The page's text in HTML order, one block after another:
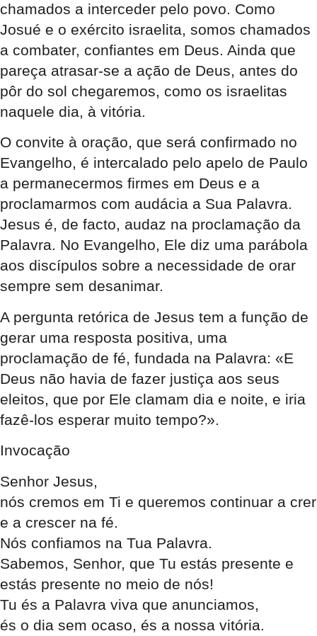
chamados a interceder pelo povo. Como
Josué e o exército israelita, somos chamados
a combater, confiantes em Deus. Ainda que
pareça atrasar-se a ação de Deus, antes do
pôr do sol chegaremos, como os israelitas
naquele dia, à vitória.
O convite à oração, que será confirmado no
Evangelho, é intercalado pelo apelo de Paulo
a permanecermos firmes em Deus e a
proclamarmos com audácia a Sua Palavra.
Jesus é, de facto, audaz na proclamação da
Palavra. No Evangelho, Ele diz uma parábola
aos discípulos sobre a necessidade de orar
sempre sem desanimar.
A pergunta retórica de Jesus tem a função de
gerar uma resposta positiva, uma
proclamação de fé, fundada na Palavra: «E
Deus não havia de fazer justiça aos seus
eleitos, que por Ele clamam dia e noite, e iria
fazê-los esperar muito tempo?».
Invocação
Senhor Jesus,
nós cremos em Ti e queremos continuar a crer
e a crescer na fé.
Nós confiamos na Tua Palavra.
Sabemos, Senhor, que Tu estás presente e
estás presente no meio de nós!
Tu és a Palavra viva que anunciamos,
és o dia sem ocaso, és a nossa vitória.